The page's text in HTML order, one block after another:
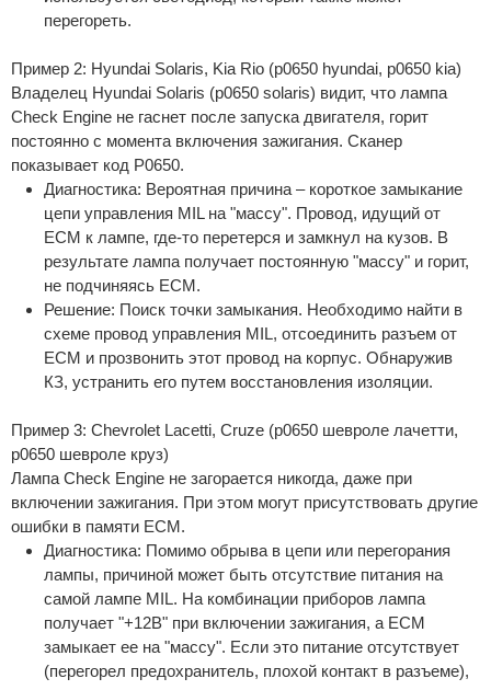
перегореть.
Пример 2: Hyundai Solaris, Kia Rio (p0650 hyundai, p0650 kia)
Владелец Hyundai Solaris (p0650 solaris) видит, что лампа
Check Engine не гаснет после запуска двигателя, горит
постоянно с момента включения зажигания. Сканер
показывает код P0650.
Диагностика: Вероятная причина – короткое замыкание
цепи управления MIL на "массу". Провод, идущий от
ECM к лампе, где-то перетерся и замкнул на кузов. В
результате лампа получает постоянную "массу" и горит,
не подчиняясь ECM.
Решение: Поиск точки замыкания. Необходимо найти в
схеме провод управления MIL, отсоединить разъем от
ECM и прозвонить этот провод на корпус. Обнаружив
КЗ, устранить его путем восстановления изоляции.
Пример 3: Chevrolet Lacetti, Cruze (p0650 шевроле лачетти,
p0650 шевроле круз)
Лампа Check Engine не загорается никогда, даже при
включении зажигания. При этом могут присутствовать другие
ошибки в памяти ECM.
Диагностика: Помимо обрыва в цепи или перегорания
лампы, причиной может быть отсутствие питания на
самой лампе MIL. На комбинации приборов лампа
получает "+12В" при включении зажигания, а ECM
замыкает ее на "массу". Если это питание отсутствует
(перегорел предохранитель, плохой контакт в разъеме),